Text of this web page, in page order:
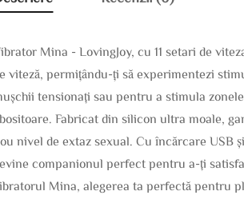
Mina - LovingJoy, cu 11 setari de
viteză, permițându-ți să experimentezi
tensionați sau pentru a stimula
Fabricat din silicon ultra moale,
nivel de extaz sexual. Cu încărcare USB
companionul perfect pentru a-ți
Mina, alegerea ta perfectă pentru